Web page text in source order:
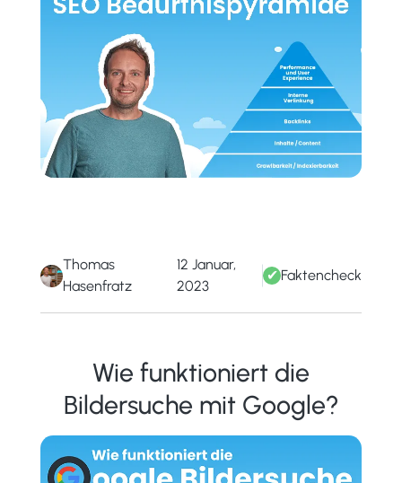
Wie funktioniert die
Bildersuche mit Google?
Thomas
Hasenfratz
12 Januar,
2023
✔ Faktencheck